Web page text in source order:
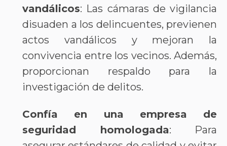
vandálicos: Las cámaras de vigilancia
disuaden a los delincuentes, previenen
actos vandálicos y mejoran la
convivencia entre los vecinos. Además,
proporcionan respaldo para la
investigación de delitos.
Confía en una empresa de
seguridad homologada: Para